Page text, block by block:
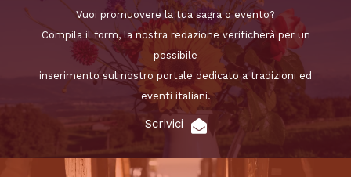
Vuoi promuovere la tua sagra o evento?
Compila il form, la nostra redazione verificherà per un
possibile
inserimento sul nostro portale dedicato a tradizioni ed
eventi italiani.
Scrivici